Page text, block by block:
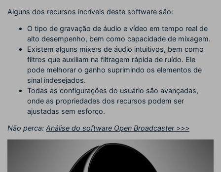
Alguns dos recursos incríveis deste software são:
O tipo de gravação de áudio e vídeo em tempo real de
alto desempenho, bem como capacidade de mixagem.
Existem alguns mixers de áudio intuitivos, bem como
filtros que auxiliam na filtragem rápida de ruído. Ele
pode melhorar o ganho suprimindo os elementos de
sinal indesejados.
Todas as configurações do usuário são avançadas,
onde as propriedades dos recursos podem ser
ajustadas sem esforço.
Não perca: Análise do software Open Broadcaster >>>